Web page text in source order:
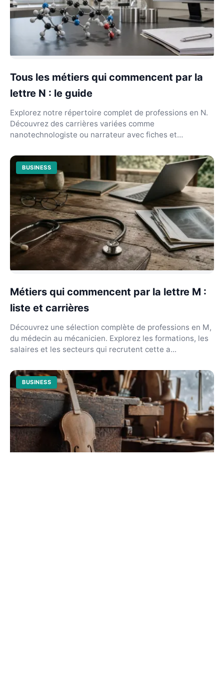
Tous les métiers qui commencent par la
lettre N : le guide
Explorez notre répertoire complet de professions en N.
Découvrez des carrières variées comme
nanotechnologiste ou narrateur avec fiches et
BUSINESS
Métiers qui commencent par la lettre M :
liste et carrières
Découvrez une sélection complète de professions en M,
du médecin au mécanicien. Explorez les formations, les
salaires et les secteurs qui recrutent cette a...
BUSINESS